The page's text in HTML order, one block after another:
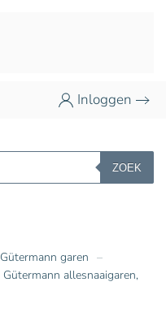
Inloggen
ZOEK
Gütermann garen
Gütermann allesnaaigaren,